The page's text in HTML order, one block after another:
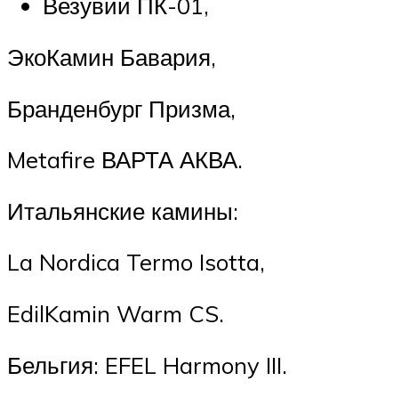
Везувий ПК-01,
ЭкоКамин Бавария,
Бранденбург Призма,
Metafire ВАРТА АКВА.
Итальянские камины:
La Nordica Termo Isotta,
EdilKamin Warm CS.
Бельгия: EFEL Harmony III.